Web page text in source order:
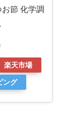
節 化学調
楽天市場
ング